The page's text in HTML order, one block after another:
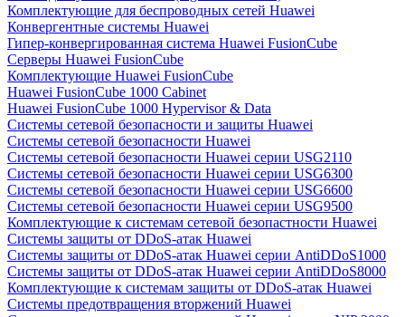
Комплектующие для беспроводных сетей Huawei
Конвергентные системы Huawei
Гипер-конвергированная система Huawei FusionCube
Серверы Huawei FusionCube
Комплектующие Huawei FusionCube
Huawei FusionCube 1000 Cabinet
Huawei FusionCube 1000 Hypervisor & Data
Системы сетевой безопасности и защиты Huawei
Системы сетевой безопасности Huawei
Системы сетевой безопасности Huawei серии USG2110
Системы сетевой безопасности Huawei серии USG6300
Системы сетевой безопасности Huawei серии USG6600
Системы сетевой безопасности Huawei серии USG9500
Комплектующие к системам сетевой безопастности Huawei
Системы защиты от DDoS-атак Huawei
Системы защиты от DDoS-атак Huawei серии AntiDDoS1000
Системы защиты от DDoS-атак Huawei серии AntiDDoS8000
Комплектующие к системам защиты от DDoS-атак Huawei
Системы предотвращения вторжений Huawei